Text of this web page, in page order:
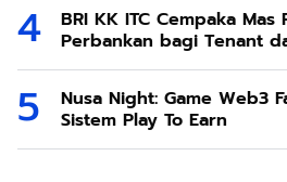
BRI KK ITC Cempaka
Perbankan bagi Tenant
Nusa Night: Game Web3
Sistem Play To Earn